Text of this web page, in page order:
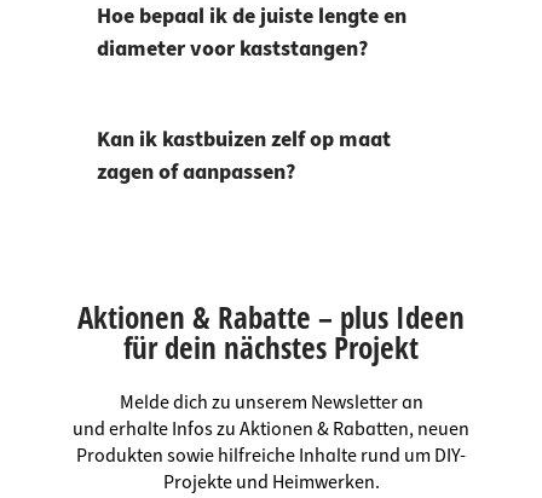
Hoe bepaal ik de juiste lengte en
diameter voor kaststangen?
Kan ik kastbuizen zelf op maat
zagen of aanpassen?
Aktionen & Rabatte – plus Ideen
für dein nächstes Projekt
Melde dich zu unserem Newsletter an
und erhalte Infos zu Aktionen & Rabatten, neuen
Produkten sowie hilfreiche Inhalte rund um DIY-
Projekte und Heimwerken.